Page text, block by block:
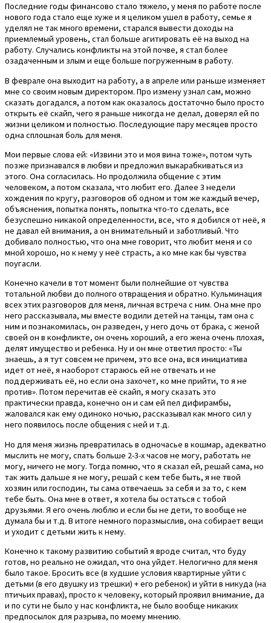
Последние годы финансово стало тяжело, у меня по работе после
нового года стало еще хуже и я целиком ушел в работу, семье я
уделял не так много времени, старался вывести доходы на
приемлемый уровень, стал больше агитировать её на выход на
работу. Случались конфликты на этой почве, я стал более
озадаченным и злым и еще больше погруженным в работу.
В феврале она выходит на работу, а в апреле или раньше изменяет
мне со своим новым директором. Про измену узнал сам, можно
сказать догадался, а потом как оказалось достаточно было просто
открыть её скайп, чего я раньше никогда не делал, доверял ей по
жизни целиком и полностью. Последующие пару месяцев просто
одна сплошная боль для меня.
Мои первые слова ей: «Извини это и моя вина тоже», потом чуть
позже признавался в любви и предложил выкарабкиваться из
этого. Она согласилась. Но продолжила общение с этим
человеком, а потом сказала, что любит его. Далее 3 недели
хождения по кругу, разговоров об одном и том же каждый вечер,
объяснения, попытка понять, попытка что-то сделать, все
безуспешно никакой определенности, все, что я добился от неё, я
не давал ей внимания, а он внимательный и заботливый. Что
добивало полностью, что она мне говорит, что любит меня и со
мной хорошо, но к нему у неё страсть, а ко мне как бы чувства
поугасли.
Конечно качели в тот момент были полнейшие от чувства
тотальной любви до полного отвращения и обратно. Кульминация
всех этих разговоров для меня, личная встреча с ним. Она мне про
него рассказывала, мы вместе водили детей на танцы, там она с
ним и познакомилась, он разведен, у него дочь от брака, с женой
своей он в конфликте, он очень хороший, а его жена очень плохая,
делят имущество и ребенка. Ну и он мне ответил просто: «Ты
знаешь, а я тут совсем не причем, это все она, вся инициатива
идет от неё, я наоборот стараюсь ей не отвечать и не
поддерживать её, но если она захочет, ко мне прийти, то я не
против». Потом перечитав её скайп, я могу сказать это
практически правда, конечно он и сам ей пел дифирамбы,
жаловался как ему одиноко ночью, рассказывал как много сил у
него появилось после общения с ней и т.д.
Но для меня жизнь превратилась в одночасье в кошмар, адекватно
мыслить не могу, спать больше 2-3-х часов не могу, работать не
могу, ничего не могу. Тогда помню, что я сказал ей, решай сама, но
так жить дальше я не могу, решай с кем тебе быть, я не твой
хозяин или господин, ты сама отвечаешь за себя и за то, с кем
тебе быть. Она мне в ответ, я хотела бы остаться с тобой
друзьями. Я его очень люблю и если бы не дети, то вообще не
думала бы и т.д. В итоге немного поразмыслив, она собирает вещи
и уходит с детьми жить к нему.
Конечно к такому развитию событий я вроде считал, что буду
готов, но реально не ожидал, что она уйдет. Нелогично для меня
было такое. Бросить все (в худшие условия квартирные уйти с
детьми (в его двушку из трешки) + его ребенок) и уйти в никуда (на
птичьих правах), просто к человеку, который проявил внимание, да
и по сути не было у нас конфликта, не было вообще никаких
предпосылок для разрыва, по моему мнению.